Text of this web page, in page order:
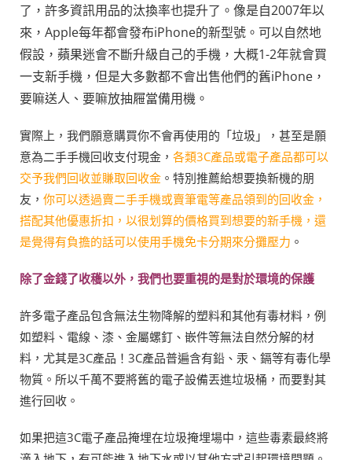
了，許多資訊用品的汰換率也提升了。像是自2007年以
來，Apple每年都會發布iPhone的新型號。可以自然地
假設，蘋果迷會不斷升級自己的手機，大概1-2年就會買
一支新手機，但是大多數都不會出售他們的舊iPhone，
要嘛送人、要嘛放抽屜當備用機。
實際上，我們願意購買你不會再使用的「垃圾」，甚至是願
意為二手手機回收支付現金， 各類3C產品或電子產品都可以
交予我們回收並賺取回收金 。特別推薦給想要換新機的朋
友， 你可以透過賣二手手機或賣筆電等產品領到的回收金，
搭配其他優惠折扣，以很划算的價格買到想要的新手機，還
是覺得有負擔的話可以使用手機免卡分期來分攤壓力 。
除了金錢了收穫以外，我們也要重視的是對於環境的保護
許多電子產品包含無法生物降解的塑料和其他有毒材料，例
如塑料、電線、漆、金屬螺釘、嵌件等無法自然分解的材
料，尤其是3C產品！3C產品普遍含有鉛、汞、鎘等有毒化學
物質。所以千萬不要將舊的電子設備丟進垃圾桶，而要對其
進行回收。
如果把這3C電子產品掩埋在垃圾掩埋場中，這些毒素最終將